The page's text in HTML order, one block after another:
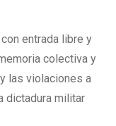
entrada libre y
colectiva y
las violaciones a
dictadura militar